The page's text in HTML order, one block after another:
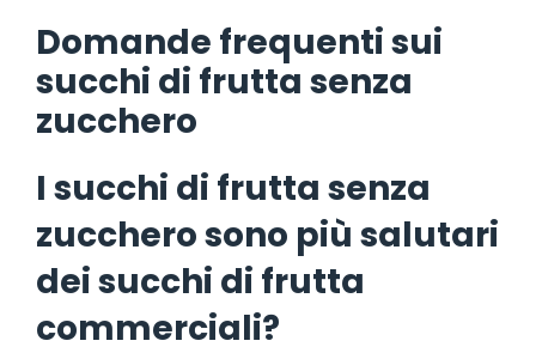
Domande frequenti sui
succhi di frutta senza
zucchero
I succhi di frutta senza
zucchero sono più salutari
dei succhi di frutta
commerciali?